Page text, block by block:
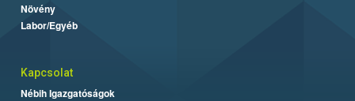
Növény
Labor/Egyéb
Kapcsolat
Nébih Igazgatóságok